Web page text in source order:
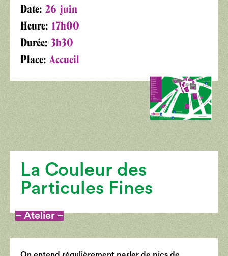
Date: 26 juin
Heure: 17h00
Durée: 3h30
Place: Accueil
La Couleur des
Particules Fines
– Atelier –